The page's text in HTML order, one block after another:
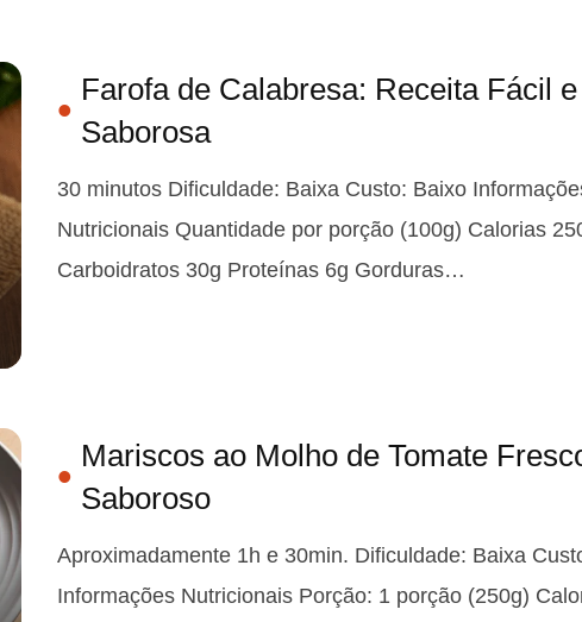
Farofa de Calabresa: Receita Fácil e
Saborosa
30 minutos Dificuldade: Baixa Custo: Baixo
Nutricionais Quantidade por porção (100g) Calorias
Carboidratos 30g Proteínas 6g Gorduras…
Mariscos ao Molho de Tomate
Saboroso
Aproximadamente 1h e 30min. Dificuldade: Baixa
Informações Nutricionais Porção: 1 porção (250g)